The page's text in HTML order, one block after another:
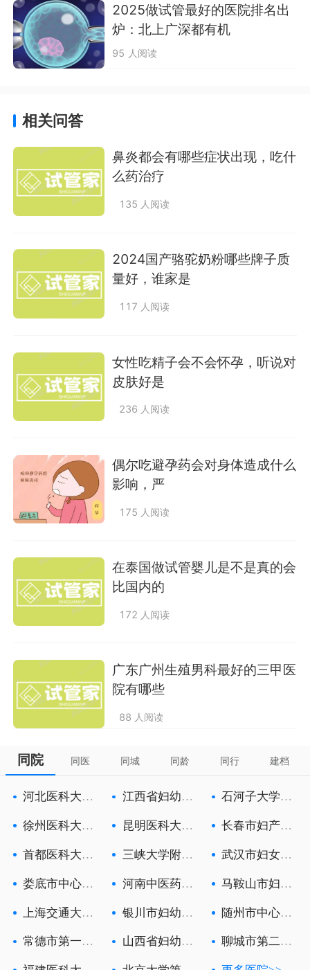
2025做试管最好的医院排名出
炉：北上广深都有机
95 人阅读
相关问答
鼻炎都会有哪些症状出现，吃什
么药治疗
135 人阅读
2024国产骆驼奶粉哪些牌子质
量好，谁家是
117 人阅读
女性吃精子会不会怀孕，听说对
皮肤好是
236 人阅读
偶尔吃避孕药会对身体造成什么
影响，严
175 人阅读
在泰国做试管婴儿是不是真的会
比国内的
172 人阅读
广东广州生殖男科最好的三甲医
院有哪些
88 人阅读
同院 同医 同城 同龄 同行 建档
河北医科大学
江西省妇幼保
石河子大学医
徐州医科大学
昆明医科大学
长春市妇产医
首都医科大学
三峡大学附属
武汉市妇女儿
娄底市中心医
河南中医药大
马鞍山市妇幼
上海交通大学
银川市妇幼保
随州市中心医
常德市第一人
山西省妇幼保
聊城市第二人